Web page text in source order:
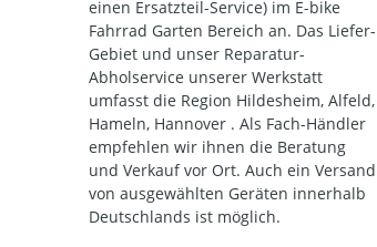
einen Ersatzteil-Service) im E-bike
Fahrrad Garten Bereich an. Das Liefer-
Gebiet und unser Reparatur-
Abholservice unserer Werkstatt
umfasst die Region Hildesheim, Alfeld,
Hameln, Hannover . Als Fach-Händler
empfehlen wir ihnen die Beratung
und Verkauf vor Ort. Auch ein Versand
von ausgewählten Geräten innerhalb
Deutschlands ist möglich.